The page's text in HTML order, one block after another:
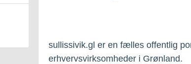
sullissivik.gl er en fælles offentlig
erhvervsvirksomheder i Grønland.